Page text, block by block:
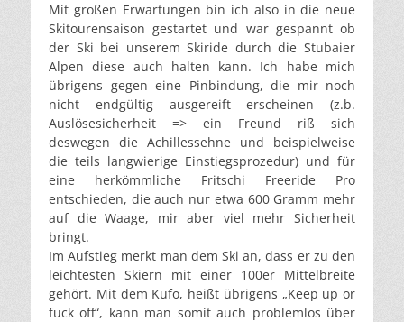
Mit großen Erwartungen bin ich also in die neue
Skitourensaison gestartet und war gespannt ob
der Ski bei unserem Skiride durch die Stubaier
Alpen diese auch halten kann. Ich habe mich
übrigens gegen eine Pinbindung, die mir noch
nicht endgültig ausgereift erscheinen (z.b.
Auslösesicherheit => ein Freund riß sich
deswegen die Achillessehne und beispielweise
die teils langwierige Einstiegsprozedur) und für
eine herkömmliche Fritschi Freeride Pro
entschieden, die auch nur etwa 600 Gramm mehr
auf die Waage, mir aber viel mehr Sicherheit
bringt.
Im Aufstieg merkt man dem Ski an, dass er zu den
leichtesten Skiern mit einer 100er Mittelbreite
gehört. Mit dem Kufo, heißt übrigens „Keep up or
fuck off“, kann man somit auch problemlos über